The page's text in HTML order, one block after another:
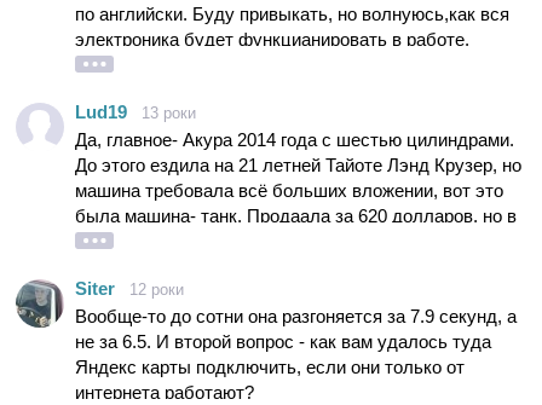
по английски. Буду привыкать, но волнуюсь,как вся
электроника будет функцианировать в работе.
Господа, подскажите блондинке, что её ждёт с этой
Lud19
13 роки
Да, главное- Акура 2014 года с шестью цилиндрами.
До этого ездила на 21 летней Тайоте Лэнд Крузер, но
машина требовала всё больших вложении, вот это
была машина- танк. Продаала за 620 долларов, но в
хорошие руки и плачу...
Siter 12 роки
Вообще-то до сотни она разгоняется за 7.9 секунд, а
не за 6.5. И второй вопрос - как вам удалось туда
Яндекс карты подключить, если они только от
интернета работают?